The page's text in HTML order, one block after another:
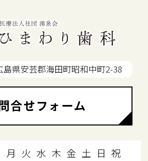
島県安芸郡海田町昭和中町2-38
合せフォーム
月 火 水 木 金 土 日 祝